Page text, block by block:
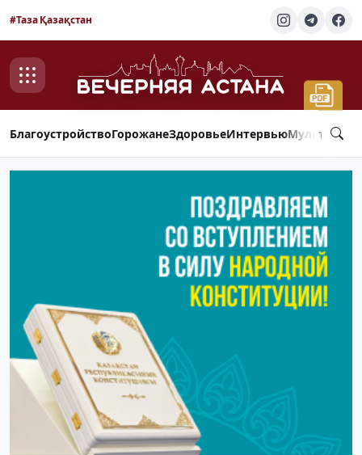
#Таза Қазақстан
БлагоустройствоГорожанеЗдоровьеИнтервью